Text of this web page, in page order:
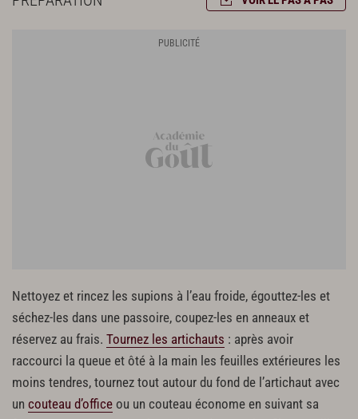
Nettoyez et rincez les supions à l’eau froide, égouttez-les et
séchez-les dans une passoire, coupez-les en anneaux et
réservez au frais. Tournez les artichauts : après avoir
raccourci la queue et ôté à la main les feuilles extérieures les
moins tendres, tournez tout autour du fond de l’artichaut avec
un couteau d’office ou un couteau économe en suivant sa